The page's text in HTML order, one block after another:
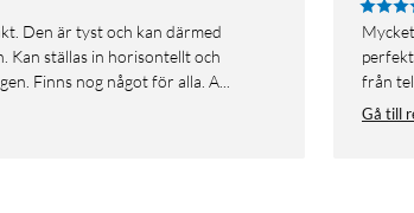
Kan ställas in horisontellt och
Finns nog något för alla. A...
Mycket effektiv fläkt som på de lägre effekterna (som är
från
Gå till